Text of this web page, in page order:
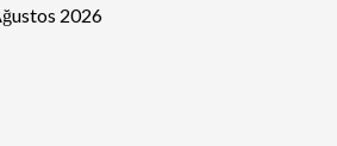
2026